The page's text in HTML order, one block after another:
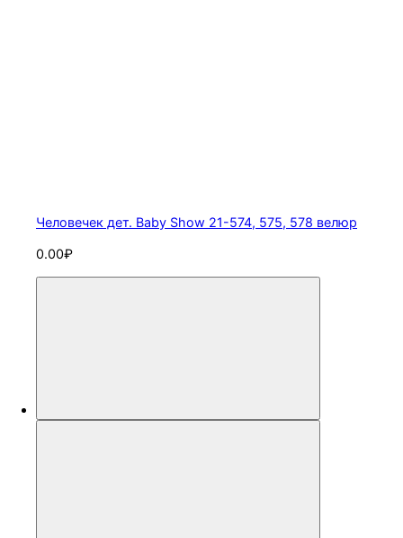
Человечек дет. Baby Show 21-574, 575, 578 велюр
0.00₽